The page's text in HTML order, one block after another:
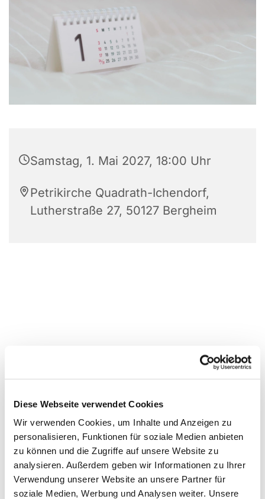
Diese Webseite verwendet Cookies
Wir verwenden Cookies, um Inhalte und Anzeigen zu
personalisieren, Funktionen für soziale Medien anbieten
zu können und die Zugriffe auf unsere Website zu
analysieren. Außerdem geben wir Informationen zu Ihrer
Verwendung unserer Website an unsere Partner für
soziale Medien, Werbung und Analysen weiter. Unsere
Samstag, 1. Mai 2027, 18:00 Uhr
Petrikirche Quadrath-Ichendorf,
Lutherstraße 27, 50127 Bergheim